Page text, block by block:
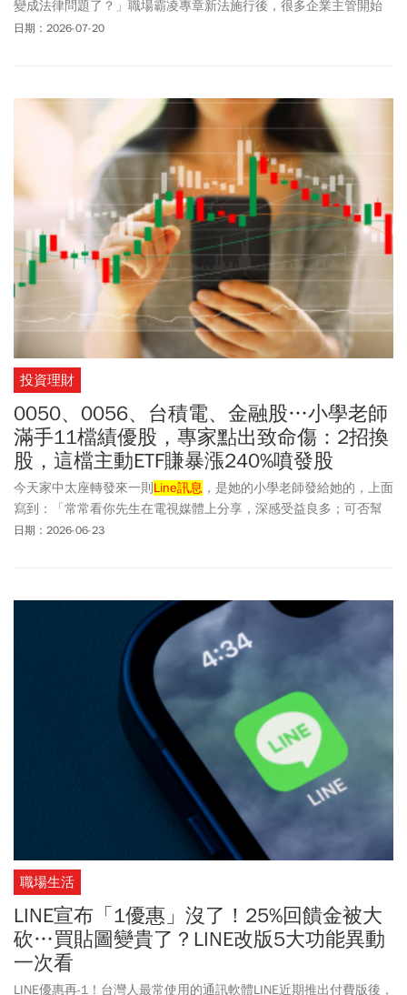
變成法律問題了？」職場霸凌專章新法施行後，很多企業主管開始
檢視自己的言行是否會踩線。另一方面，有些主管覺得管理同仁變
日期：2026-07-20
投資理財
0050、0056、台積電、金融股…小學老師
滿手11檔績優股，專家點出致命傷：2招換
股，這檔主動ETF賺暴漲240%噴發股
今天家中太座轉發來一則 Line訊息 ，是她的小學老師發給她的，上面
寫到：「常常看你先生在電視媒體上分享，深感受益良多；可否幫
我看一下我手上的持股」。接著就是一長串地個股以及ETF，包括：
(2882)。這一長串地持股，如果單看個股，都沒有什麼問題，因為都
是台北股市裡績優權值股，絕對都是一時之選。不過如果整合起來
看，就會發現一個問題，就是持股的重覆度偏高。
日期：2026-06-23
職場生活
LINE宣布「1優惠」沒了！25%回饋金被大
砍…買貼圖變貴了？LINE改版5大功能異動
一次看
LINE優惠再-1！台灣人最常使用的通訊軟體LINE近期推出付費版後，